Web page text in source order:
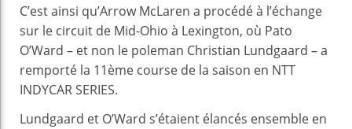
C’est ainsi qu’Arrow McLaren a procédé à l’échange
sur le circuit de Mid-Ohio à Lexington, où Pato
O’Ward – et non le poleman Christian Lundgaard – a
remporté la 11ème course de la saison en NTT
INDYCAR SERIES.
Lundgaard et O’Ward s’étaient élancés ensemble en